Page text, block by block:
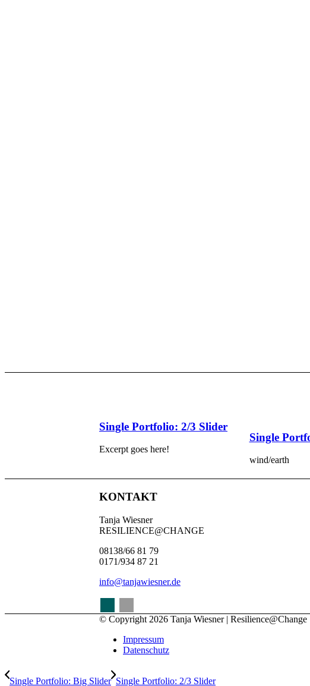
Single Portfolio: 2/3 Slider
Excerpt goes here!
Single
wind/earth
KONTAKT
Tanja Wiesner
RESILIENCE@CHANGE
08138/66 81 79
0171/934 87 21
info@tanjawiesner.de
© Copyright 2026 Tanja Wiesner | Resilience@Change
Impressum
Datenschutz
Single Portfolio: Big Slider Single Portfolio: 2/3 Slider